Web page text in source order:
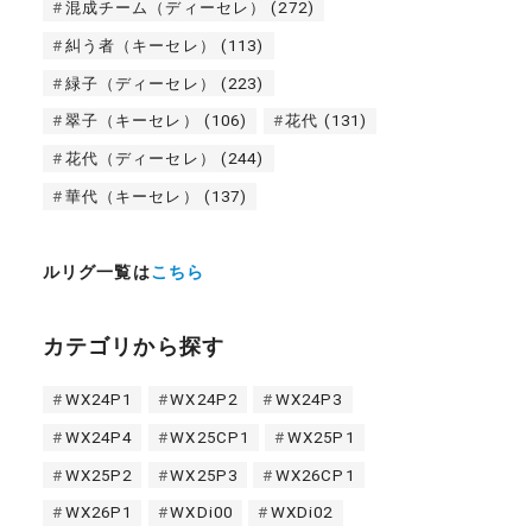
混成チーム（ディーセレ） (272)
糾う者（キーセレ） (113)
緑子（ディーセレ） (223)
翠子（キーセレ） (106) 花代 (131)
花代（ディーセレ） (244)
華代（キーセレ） (137)
ルリグ一覧はこちら
カテゴリから探す
WX24P1 WX24P2 WX24P3
WX24P4 WX25CP1 WX25P1
WX25P2 WX25P3 WX26CP1
WX26P1 WXDi00 WXDi02